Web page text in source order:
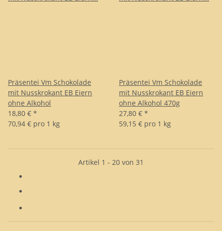
Präsentei Vm Schokolade
mit Nusskrokant EB Eiern
ohne Alkohol
18,80 € *
70,94 € pro 1 kg
Präsentei Vm Schokolade
mit Nusskrokant EB Eiern
ohne Alkohol 470g
27,80 € *
59,15 € pro 1 kg
Artikel 1 - 20 von 31